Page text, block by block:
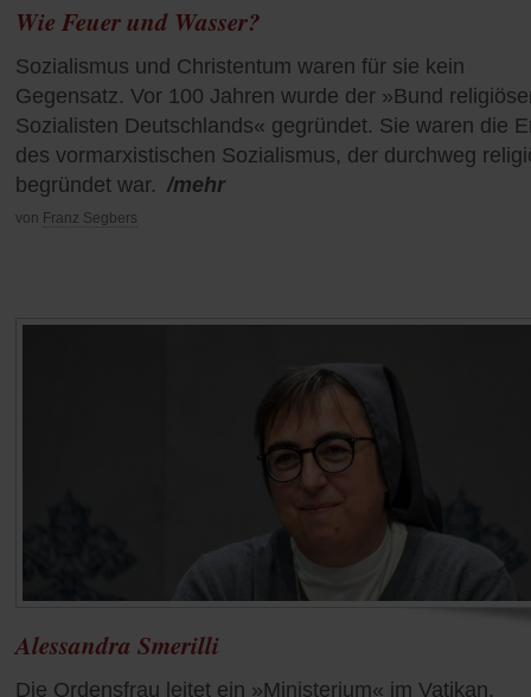
Wie Feuer und Wasser?
Sozialismus und Christentum waren für sie kein
Gegensatz. Vor 100 Jahren wurde der »Bund
Sozialisten Deutschlands« gegründet. Sie waren die
des vormarxistischen Sozialismus, der durchweg
begründet war. /mehr
von Franz Segbers
Alessandra Smerilli
Die Ordensfrau leitet ein »Ministerium« im Vatikan,